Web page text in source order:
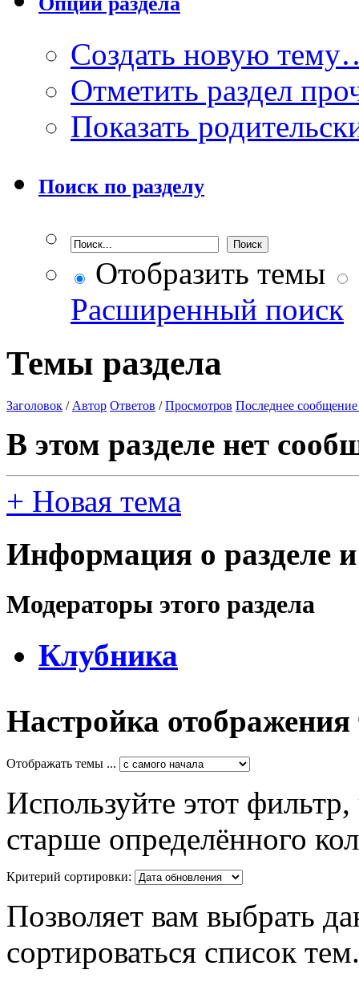
Создать новую
Отметить раздел
Показать
Поиск по разделу
Отобразить темы
Расширенный поиск
Темы раздела
Заголовок / Автор Ответов /Просмотров Последнее сообщение
В этом разделе нет
+ Новая тема
Информация о разделе
Модераторы этого раздела
Клубника
Настройка отображения
Отображать темы ...
Используйте этот
старше определённого
Критерий сортировки:
Позволяет вам выбрать
сортироваться список тем.